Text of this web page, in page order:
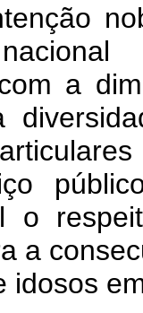
a
o
a
idosos